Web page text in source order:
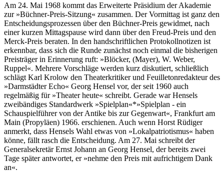
Am 24. Mai 1968 kommt das Erweiterte Präsidium der Akademie
zur »Büchner-Preis-Sitzung« zusammen. Der Vormittag ist ganz den
Entscheidungsprozessen über den Büchner-Preis gewidmet, nach
einer kurzen Mittagspause wird dann über den Freud-Preis und den
Merck-Preis beraten. In den handschriftlichen Protokollnotizen ist
erkennbar, dass sich die Runde zunächst noch einmal die bisherigen
Preisträger in Erinnerung ruft: »Blöcker, (Mayer), W. Weber,
Ruppel«. Mehrere Vorschläge werden kurz diskutiert, schließlich
schlägt Karl Krolow den Theaterkritiker und Feuilletonredakteur des
»Darmstädter Echo« Georg Hensel vor, der seit 1960 auch
regelmäßig für »Theater heute« schreibt. Gerade war Hensels
zweibändiges Standardwerk »Spielplan«*»Spielplan - ein
Schauspielführer von der Antike bis zur Gegenwart«, Frankfurt am
Main (Propyläen) 1966. erschienen. Auch wenn Horst Rüdiger
anmerkt, dass Hensels Wahl etwas von »Lokalpatriotismus« haben
könne, fällt rasch die Entscheidung. Am 27. Mai schreibt der
Generalsekretär Ernst Johann an Georg Hensel, der bereits zwei
Tage später antwortet, er »nehme den Preis mit aufrichtigem Dank
an«.